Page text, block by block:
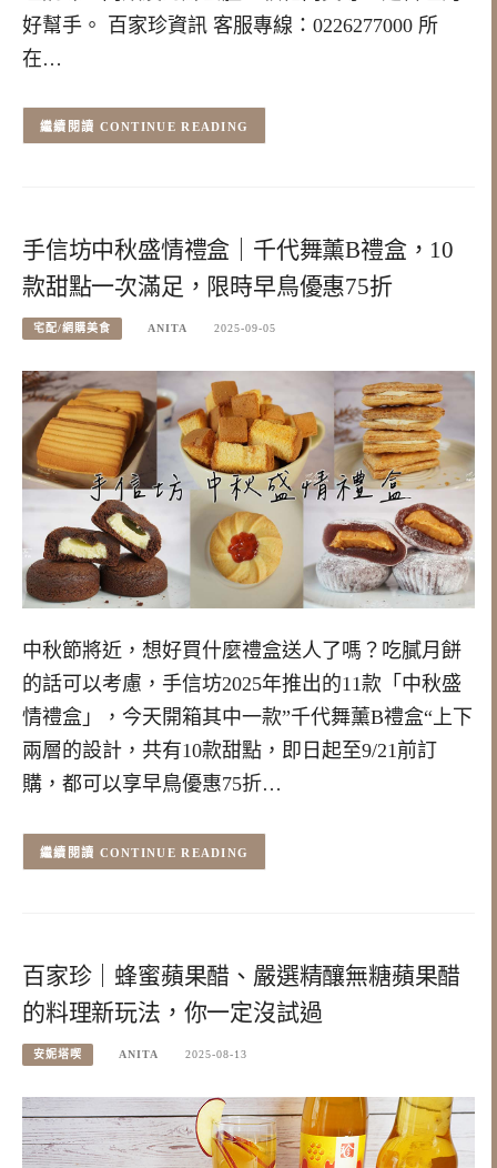
好幫手。 百家珍資訊 客服專線：0226277000 所
在…
CONTINUE READING
手信坊中秋盛情禮盒｜千代舞薰B禮盒，10
款甜點一次滿足，限時早鳥優惠75折
宅配/網購美食 ANITA 2025-09-05
中秋節將近，想好買什麼禮盒送人了嗎？吃膩月餅
的話可以考慮，手信坊2025年推出的11款「中秋盛
情禮盒」，今天開箱其中一款”千代舞薰B禮盒“上下
兩層的設計，共有10款甜點，即日起至9/21前訂
購，都可以享早鳥優惠75折…
CONTINUE READING
百家珍｜蜂蜜蘋果醋、嚴選精釀無糖蘋果醋
的料理新玩法，你一定沒試過
安妮塔喫 ANITA 2025-08-13